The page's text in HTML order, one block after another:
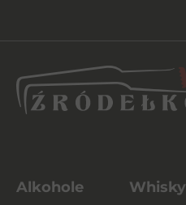
Alkohole Whisky